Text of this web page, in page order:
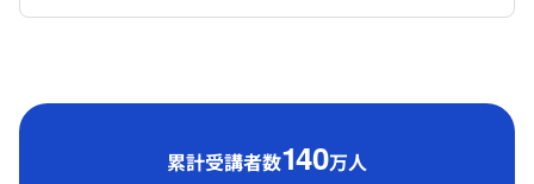
累計受講者数140万人